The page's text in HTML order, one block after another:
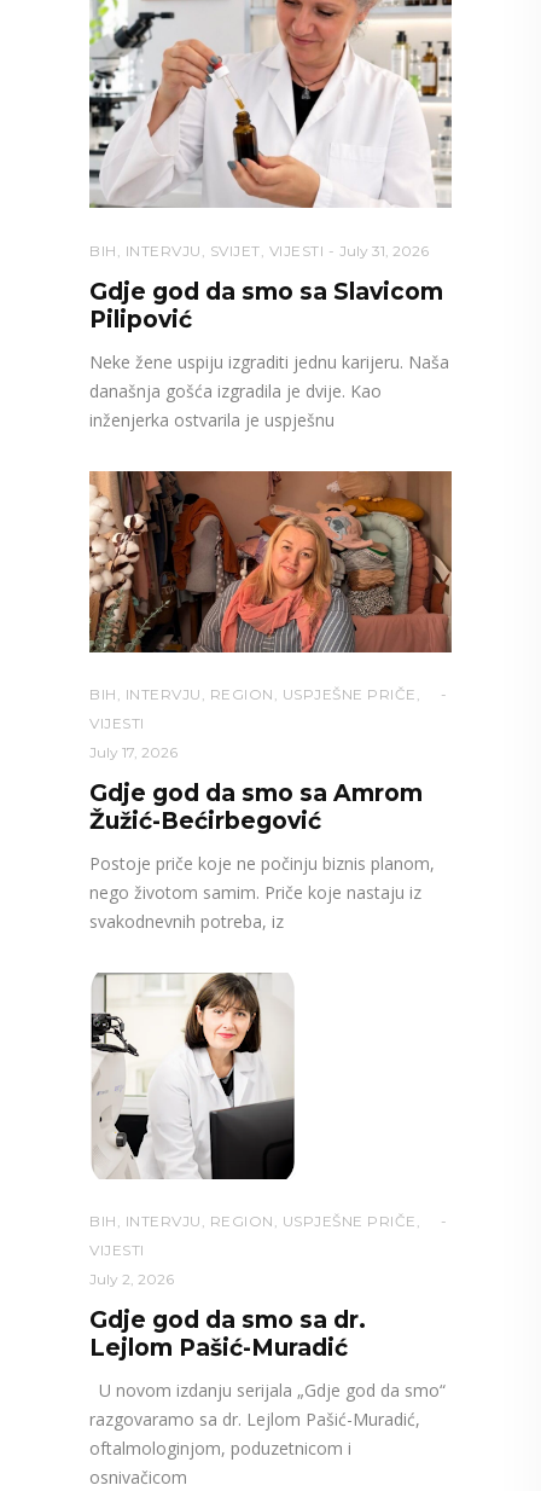
BIH , INTERVJU , SVIJET, VIJESTI July 31, 2026
Gdje god da smo sa Slavicom
Pilipović
Neke žene uspiju izgraditi jednu karijeru. Naša
današnja gošća izgradila je dvije. Kao
inženjerka ostvarila je uspješnu
BIH , INTERVJU , REGION , USPJEŠNE PRIČE ,
VIJESTI
July 17, 2026
Gdje god da smo sa Amrom
Žužić-Bećirbegović
Postoje priče koje ne počinju biznis planom,
nego životom samim. Priče koje nastaju iz
svakodnevnih potreba, iz
BIH , INTERVJU , REGION , USPJEŠNE PRIČE ,
VIJESTI
July 2, 2026
Gdje god da smo sa dr.
Lejlom Pašić-Muradić
U novom izdanju serijala „Gdje god da smo“
razgovaramo sa dr. Lejlom Pašić-Muradić,
oftalmologinjom, poduzetnicom i
osnivačicom